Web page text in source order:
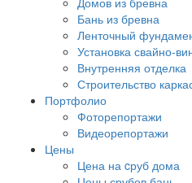
Бань из бревна
Ленточный
Установка свайно-
Внутренняя отделка
Строительство
Портфолио
Фоторепортажи
Видеорепортажи
Цены
Цена на cруб дома